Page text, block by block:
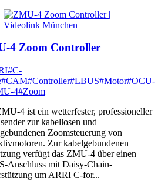
4 Zoom Controller
#C-
#CAM#Controller#LBUS#Motor#OCU-
4#Zoom
4 ist ein wetterfester, professioneller
zur kabellosen und
Zoomsteuerung von
Zur kabelgebundenen
verfügt das ZMU-4 über einen
Anschluss mit Daisy-Chain-
um ARRI C-for...